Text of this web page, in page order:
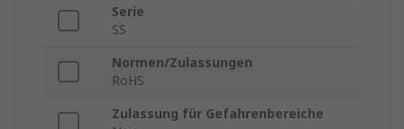
Serie
SS
Normen/Zulassungen
RoHS
Zulassung für Gefahrenbereiche